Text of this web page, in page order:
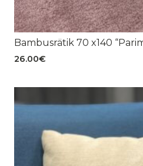
Bambusrätik 70 x140
26.00€